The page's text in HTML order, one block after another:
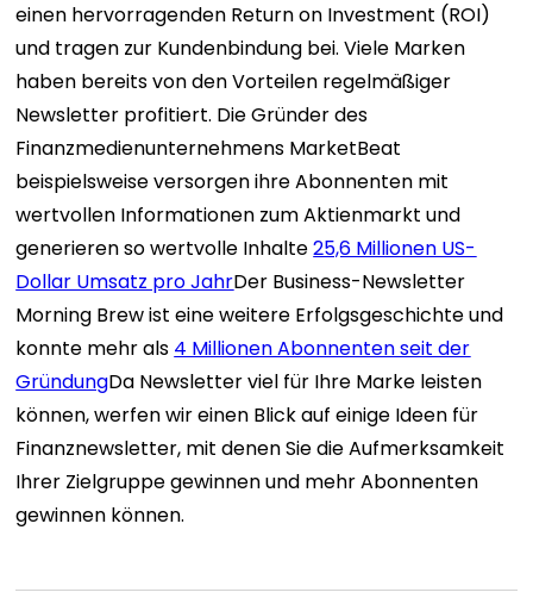
einen hervorragenden Return on Investment (ROI)
und tragen zur Kundenbindung bei. Viele Marken
haben bereits von den Vorteilen regelmäßiger
Newsletter profitiert. Die Gründer des
Finanzmedienunternehmens MarketBeat
beispielsweise versorgen ihre Abonnenten mit
wertvollen Informationen zum Aktienmarkt und
generieren so wertvolle Inhalte25,6 Millionen US-
Dollar Umsatz pro JahrDer Business-Newsletter
Morning Brew ist eine weitere Erfolgsgeschichte und
konnte mehr als 4 Millionen Abonnenten seit der
GründungDa Newsletter viel für Ihre Marke leisten
können, werfen wir einen Blick auf einige Ideen für
Finanznewsletter, mit denen Sie die Aufmerksamkeit
Ihrer Zielgruppe gewinnen und mehr Abonnenten
gewinnen können.